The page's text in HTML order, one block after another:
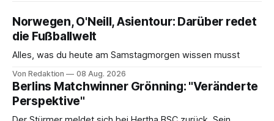
Norwegen, O'Neill, Asientour: Darüber redet
die Fußballwelt
Alles, was du heute am Samstagmorgen wissen musst
Von Redaktion 08 Aug. 2026
Berlins Matchwinner Grönning: "Veränderte
Perspektive"